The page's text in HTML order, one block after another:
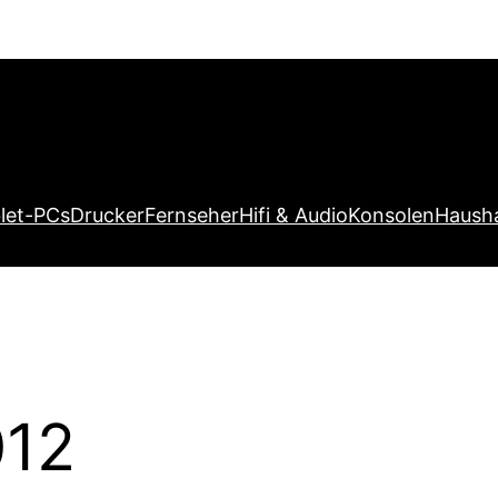
PCsDruckerFernseherHifi & AudioKonsolen